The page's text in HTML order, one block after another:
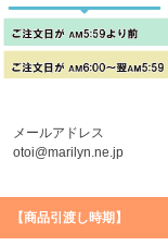
メールアドレス
otoi@marilyn.ne.jp
【商品引渡し時期】